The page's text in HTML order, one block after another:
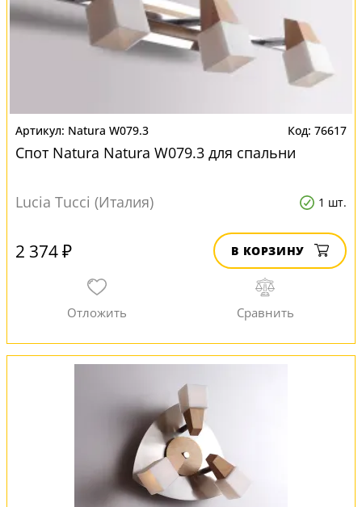
Natura W079.3 76617
Спот Natura Natura W079.3 для спальни
Lucia Tucci (Италия) 1 шт.
2 374 ₽ В КОРЗИНУ